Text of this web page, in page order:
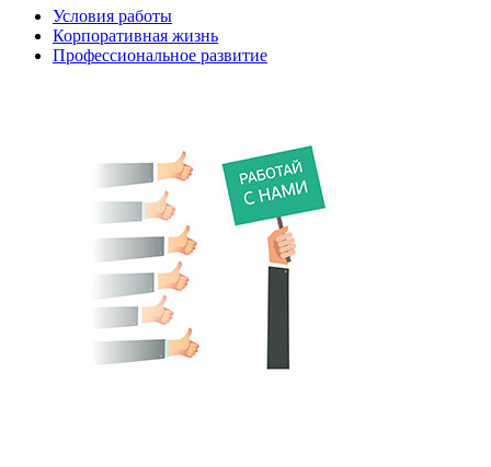
Условия работы
Корпоративная жизнь
Профессиональное развитие